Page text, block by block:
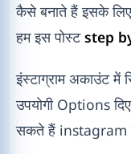
कैसे बनाते हैं इसके
हम इस पोस्टstep
इंस्टाग्राम अकाउंट में
उपयोगी Options
सकते हैं instagram